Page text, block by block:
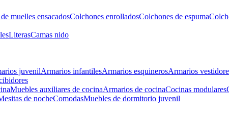
muelles ensacadosColchones enrolladosColchones de espuma
LiterasCamas nido
juvenilArmarios infantilesArmarios esquinerosArmarios
Muebles auxiliares de cocinaArmarios de cocinaCocinas modulares
de nocheComodasMuebles de dormitorio juvenil